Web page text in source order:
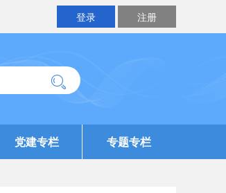
注册
登录
党建专栏 专题专栏